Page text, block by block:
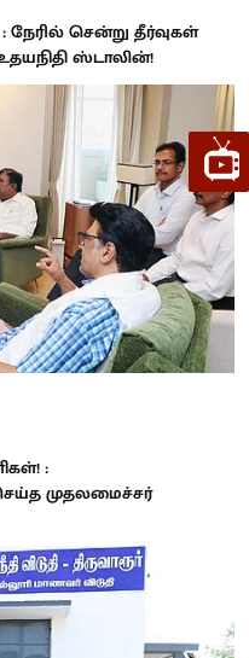
சென்று தீர்வுகள்
ஸ்டாலின்!
:
முதலமைச்சர்